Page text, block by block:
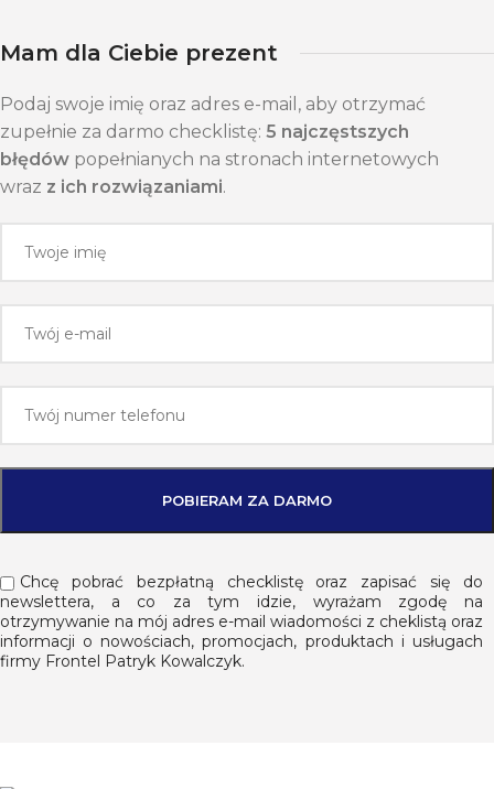
Mam dla Ciebie prezent
Podaj swoje imię oraz adres e-mail, aby otrzymać
zupełnie za darmo checklistę: 5 najczęstszych
błędów popełnianych na stronach internetowych
wraz z ich rozwiązaniami.
Chcę pobrać bezpłatną checklistę oraz zapisać się do
newslettera, a co za tym idzie, wyrażam zgodę na
otrzymywanie na mój adres e-mail wiadomości z cheklistą oraz
informacji o nowościach, promocjach, produktach i usługach
firmy Frontel Patryk Kowalczyk.